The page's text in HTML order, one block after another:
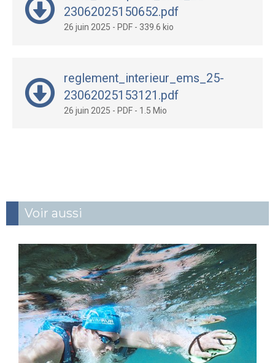
23062025150652.pdf
26 juin 2025 - PDF - 339.6 kio
reglement_interieur_ems_25-
23062025153121.pdf
26 juin 2025 -PDF - 1.5 Mio
Voir aussi